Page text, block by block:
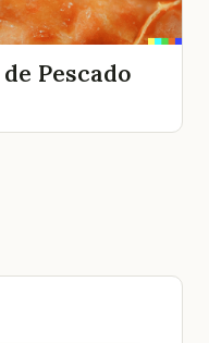
Pescado